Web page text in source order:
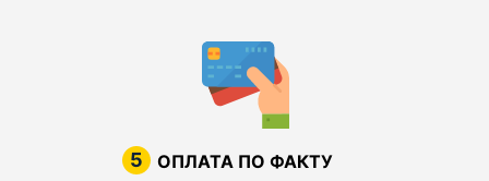
5 ОПЛАТА ПО ФАКТУ